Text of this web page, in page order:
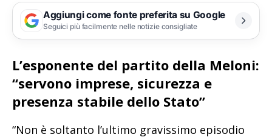
Aggiungi come fonte preferita su Google
Seguici più facilmente nelle notizie consigliate
L’esponente del partito della Meloni:
“servono imprese, sicurezza e
presenza stabile dello Stato”
“Non è soltanto l’ultimo gravissimo episodio